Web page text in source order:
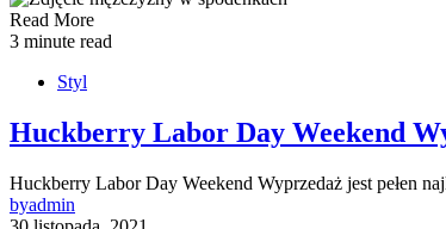
Read More
3 minute read
Styl
Huckberry Labor Day Weekend
Huckberry Labor Day Weekend Wyprzedaż jest pełen
byadmin